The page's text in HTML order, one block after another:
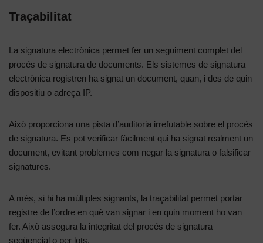
Traçabilitat
La signatura electrònica permet fer un seguiment complet del
procés de signatura de documents. Els sistemes de signatura
electrònica registren ha signat un document, quan, i des de quin
dispositiu o adreça IP.
Això proporciona una pista d’auditoria irrefutable sobre el procés
de signatura. Es pot verificar fàcilment qui ha signat realment un
document, evitant problemes com negar la signatura o falsificar
signatures.
A més, si hi ha múltiples signants, la traçabilitat permet portar
registre de l’ordre en què van signar i en quin moment ho van
fer. Això assegura la integritat del procés de signatura
seqüencial o per lots.